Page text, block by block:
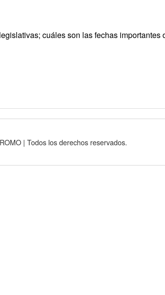
cuáles son las fechas importantes
| Todos los derechos reservados.